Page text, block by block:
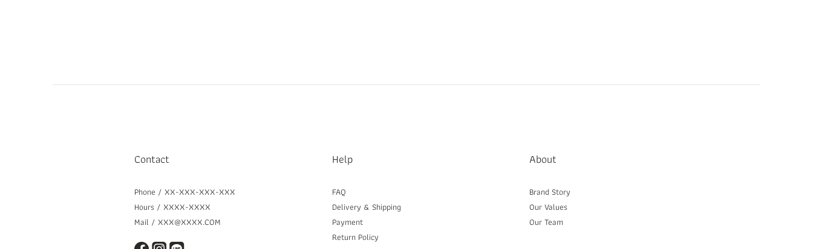
Contact
Phone / XX-XXX-XXX-XXX
Hours / XXXX-XXXX
Mail / XXX@XXXX.COM
Help
FAQ
Delivery & Shipping
Payment
Return Policy
About
Brand Story
Our Values
Our Team